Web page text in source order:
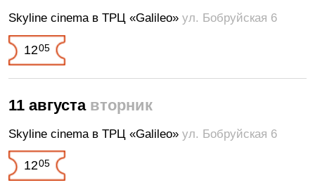
Skyline cinema в ТРЦ «Galileo» ул. Бобруйская 6
1205
11 августа вторник
Skyline cinema в ТРЦ «Galileo» ул. Бобруйская 6
1205